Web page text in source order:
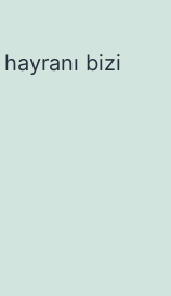
bizi